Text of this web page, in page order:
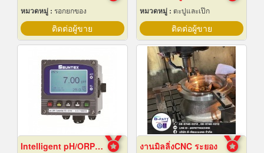
หมวดหมู่ : รอกยกของ
ติดต่อผู้ขาย
หมวดหมู่ : ตะปูและเป๊ก
ติดต่อผู้ขาย
Intelligent pH/ORP Transmitter PC-3110 Series งานมิลลิ่งCNC ระยอง